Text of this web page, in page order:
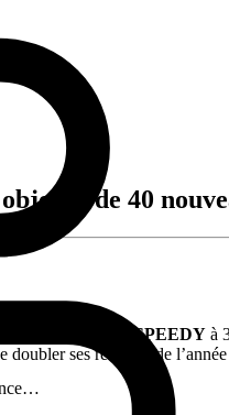
de 40
de franchises
SPEEDY à
doubler ses résultats de